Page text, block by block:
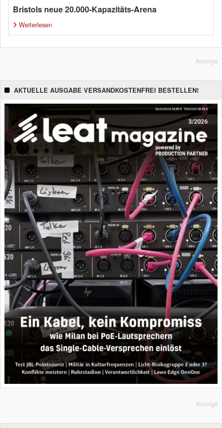
Bristols neue 20.000-Kapazitäts-Arena
Weiterlesen
Anzeige
AKTUELLE AUSGABE VERSANDKOSTENFREI BESTELLEN!
Anzeige